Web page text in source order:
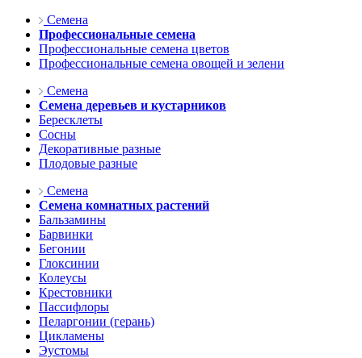
Семена
Профессиональные семена
Профессиональные семена цветов
Профессиональные семена овощей и зелени
Семена
Семена деревьев и кустарников
Бересклеты
Сосны
Декоративные разные
Плодовые разные
Семена
Семена комнатных растений
Бальзамины
Барвинки
Бегонии
Глоксинии
Колеусы
Крестовники
Пассифлоры
Пеларгонии (герань)
Цикламены
Эустомы